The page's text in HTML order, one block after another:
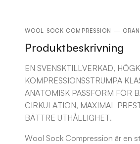
WOOL SOCK COMPRESSION —
Produktbeskrivning
EN SVENSKTILLVERKAD,
KOMPRESSIONSSTRUMPA
ANATOMISK PASSFORM FÖR
CIRKULATION, MAXIMAL
BÄTTRE UTHÅLLIGHET.
Wool Sock Compression är en